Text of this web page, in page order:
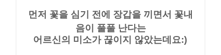
먼저 꽃을 심기 전에 장갑을 끼면서 꽃내
음이 풀풀 난다는
어르신의 미소가 끊이지 않았는데요:)